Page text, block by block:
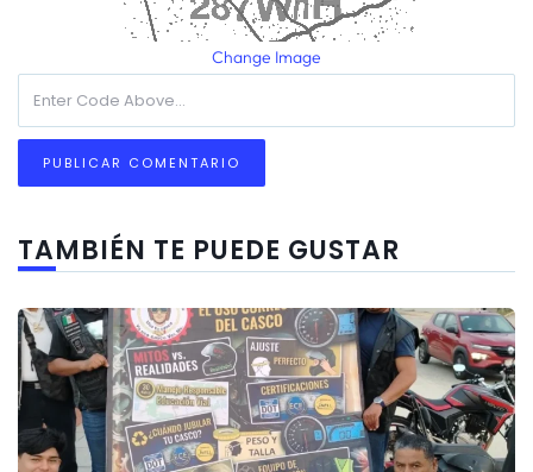
Change Image
TAMBIÉN TE PUEDE GUSTAR